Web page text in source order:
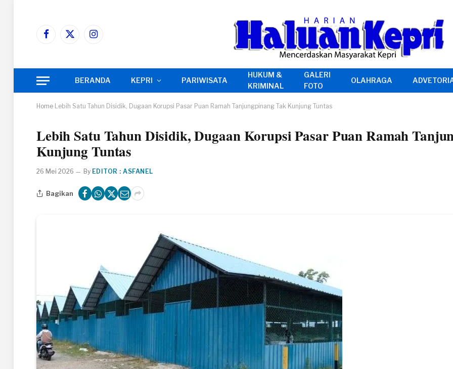
Facebook
X
Instagram
BERANDA KEPRI PARIWISATA
HUKUM &
KRIMINAL
GALERI
FOTO
OLAHRAGA
Home Lebih Satu Tahun Disidik, Dugaan Korupsi Pasar Puan Ramah Tanjungpinang Tak Kunjung Tuntas
Lebih Satu Tahun Disidik, Dugaan Korupsi Pasar Puan Ramah
Kunjung Tuntas
26 Mei 2026 By EDITOR : ASFANEL
Bagikan